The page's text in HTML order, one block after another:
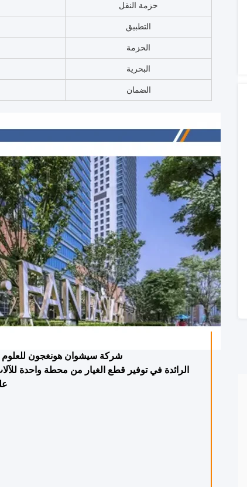
حزمة النقل
التطبيق
الحزمة
البحرية
الضمان
شركة سيشوان هونغجون للعلوم
الرائدة في توفير قطع الغيار من محطة واحدة